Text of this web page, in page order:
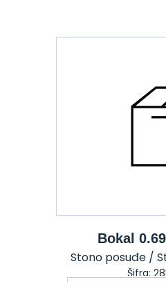
Bokal
Stono posuđe /
Šifra: